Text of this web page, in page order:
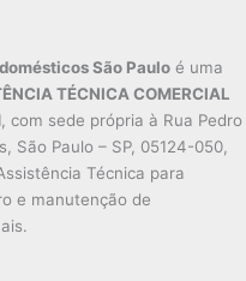
São Paulo é uma
TÉCNICA COMERCIAL
com sede própria à Rua Pedro
São Paulo – SP, 05124-050,
Técnica para
e manutenção de